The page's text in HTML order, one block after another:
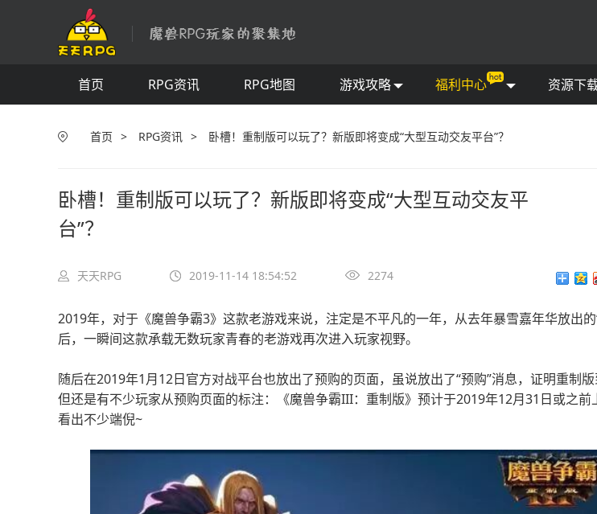
首页 RPG资讯 RPG地图 游戏攻略
福利中心
资源下
首页 > RPG资讯 > 卧槽！重制版可以玩了？新版即将变成“大型互动交友平台”？
卧槽！重制版可以玩了？新版即将变成“大型互动交友平
台”？
天天RPG 2019-11-14 18:54:52 2274
2019年，对于《魔兽争霸3》这款老游戏来说，注定是不平凡的一年，从去年暴雪嘉年华放出的
后，一瞬间这款承载无数玩家青春的老游戏再次进入玩家视野。
随后在2019年1月12日官方对战平台也放出了预购的页面，虽说放出了“预购”消息，证明重制版
但还是有不少玩家从预购页面的标注：《魔兽争霸III：重制版》预计于2019年12月31日或之前
看出不少端倪~